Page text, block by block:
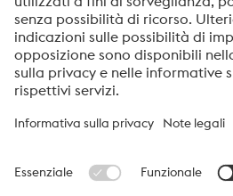
Per ricevere le slide della
basta compilare il form contatti
Böhler: https://www.bohler.it/it/
voestalpine High Performance Metals